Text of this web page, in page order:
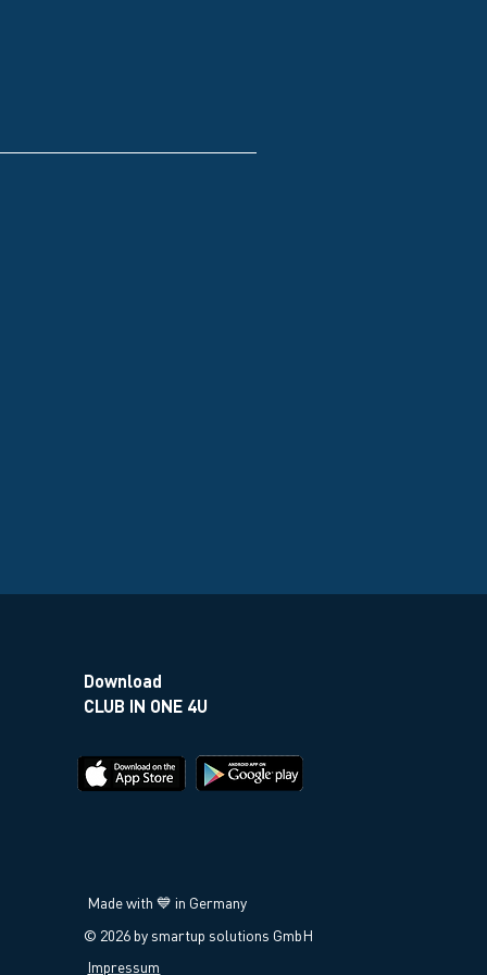
Download
CLUB IN ONE 4U
Made with 💙 in Germany
© 2026 by smartup solutions GmbH
Impressum